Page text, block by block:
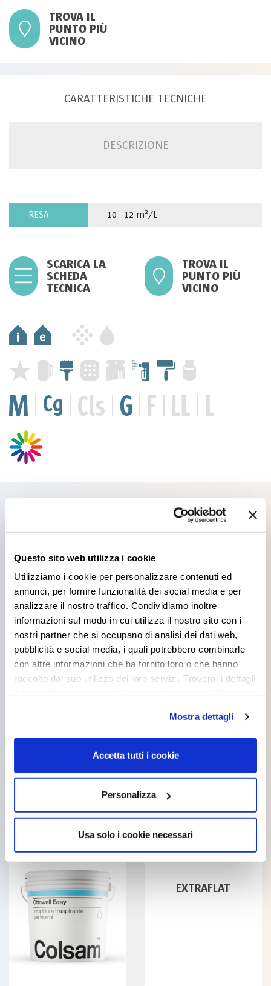
Questo sito web utilizza i cookie
Utilizziamo i cookie per personalizzare contenuti ed
annunci, per fornire funzionalità dei social media e per
analizzare il nostro traffico. Condividiamo inoltre
informazioni sul modo in cui utilizza il nostro sito con i
nostri partner che si occupano di analisi dei dati web,
pubblicità e social media, i quali potrebbero combinarle
con altre informazioni che ha fornito loro o che hanno
raccolto dal suo utilizzo dei loro servizi. Troverai i dettagli
cookie accettare. Per ulteriori informazioni consulta
lacookie policy.
Mostra dettagli
Accetta tutti i cookie
Personalizza
Usa solo i cookie necessari
TROVA IL
PUNTO PIÙ
VICINO
CARATTERISTICHE TECNICHE
DESCRIZIONE
RESA 10 - 12 m²/L
SCARICA LA
SCHEDA
TECNICA
TROVA IL
PUNTO PIÙ
VICINO
interessarti
OTTOWALL
ELEGANCE
OTTOWALL SMART
EXTRAFLAT